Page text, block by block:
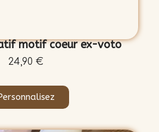
motif coeur ex-voto
24,90 €